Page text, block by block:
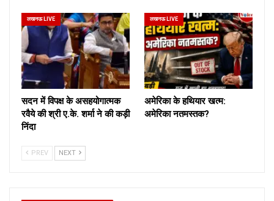
लखनऊ LIVE
सदन में विपक्ष के असहयोगात्मक
रवैये की श्री ए.के. शर्मा ने की कड़ी
निंदा
लखनऊ LIVE
अमेरिका के हथियार खत्म:
अमेरिका नतमस्तक?
PREV NEXT